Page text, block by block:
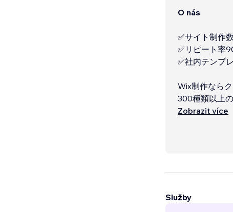
O nás
✅サイト制作
✅リピート率
✅社内テンプ
Wix制作なら
300種類以上
したい」「で
Zobrazit více
Služby